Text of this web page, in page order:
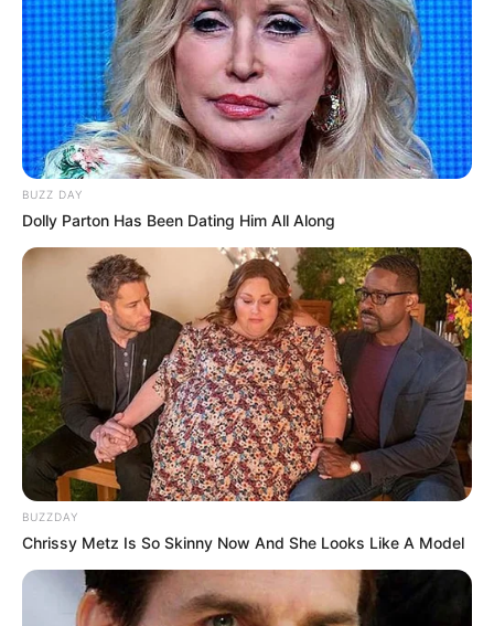
BUZZ DAY
Dolly Parton Has Been Dating Him All Along
BUZZDAY
Chrissy Metz Is So Skinny Now And She Looks Like A Model